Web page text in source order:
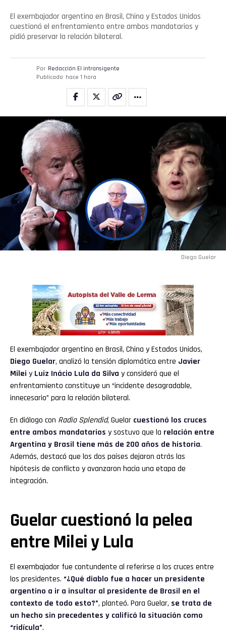
El exembajador argentino en Brasil, China y Estados Unidos
cuestionó el enfrentamiento entre ambos mandatarios y
pidió preservar la relación bilateral.
Por Redacción El intransigente
Publicado hace 1 hora
Diego Guelar
El exembajador argentino en Brasil, China y Estados Unidos,
Diego Guelar, analizó la tensión diplomática entre Javier
Milei y Luiz Inácio Lula da Silva y consideró que el
enfrentamiento constituye un “incidente desagradable,
innecesario” para la relación bilateral.
En diálogo con Radio Splendid, Guelar cuestionó los cruces
entre ambos mandatarios y sostuvo que la relación entre
Argentina y Brasil tiene más de 200 años de historia.
Además, destacó que los dos países dejaron atrás las
hipótesis de conflicto y avanzaron hacia una etapa de
integración.
Guelar cuestionó la pelea
entre Milei y Lula
El exembajador fue contundente al referirse a los cruces entre
los presidentes. “¿Qué diablo fue a hacer un presidente
argentino a ir a insultar al presidente de Brasil en el
contexto de todo esto?”, planteó. Para Guelar, se trata de
un hecho sin precedentes y calificó la situación como
“ridícula”.